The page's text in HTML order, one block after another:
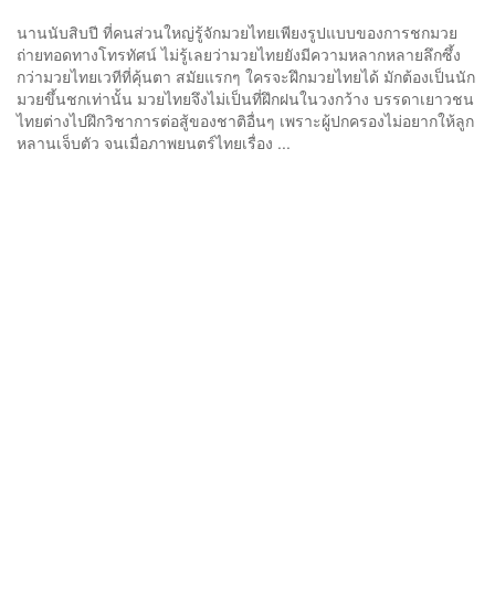
นานนับสิบปี ที่คนส่วนใหญ่รู้จักมวยไทยเพียงรูปแบบของการชกมวย
ถ่ายทอดทางโทรทัศน์ ไม่รู้เลยว่ามวยไทยยังมีความหลากหลายลึกซึ้ง
กว่ามวยไทยเวทีที่คุ้นตา สมัยแรกๆ ใครจะฝึกมวยไทยได้ มักต้องเป็นนัก
มวยขึ้นชกเท่านั้น มวยไทยจึงไม่เป็นที่ฝึกฝนในวงกว้าง บรรดาเยาวชน
ไทยต่างไปฝึกวิชาการต่อสู้ของชาติอื่นๆ เพราะผู้ปกครองไม่อยากให้ลูก
หลานเจ็บตัว จนเมื่อภาพยนตร์ไทยเรื่อง ...